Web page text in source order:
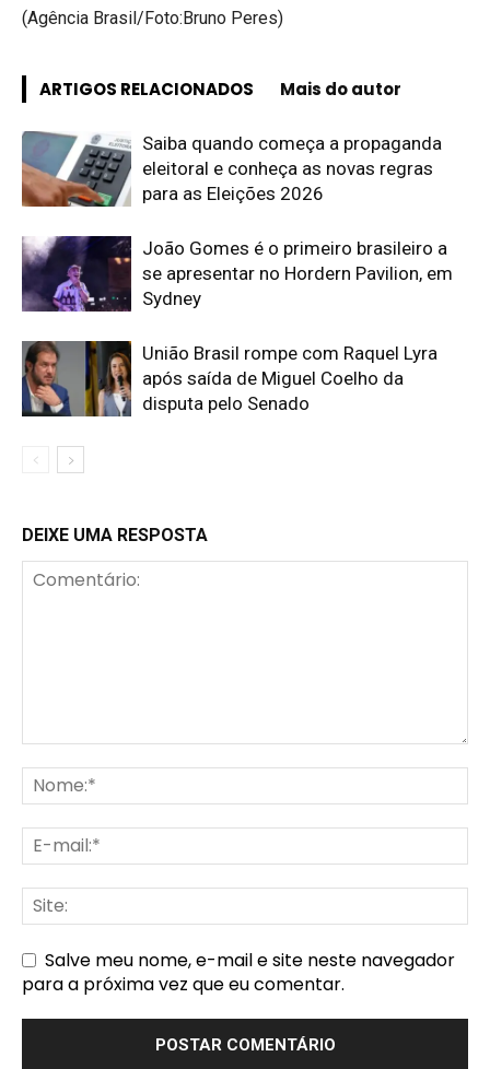
(Agência Brasil/Foto:Bruno Peres)
ARTIGOS RELACIONADOS Mais do autor
Saiba quando começa a propaganda
eleitoral e conheça as novas regras
para as Eleições 2026
João Gomes é o primeiro brasileiro a
se apresentar no Hordern Pavilion, em
Sydney
União Brasil rompe com Raquel Lyra
após saída de Miguel Coelho da
disputa pelo Senado
DEIXE UMA RESPOSTA
Salve meu nome, e-mail e site neste navegador
para a próxima vez que eu comentar.